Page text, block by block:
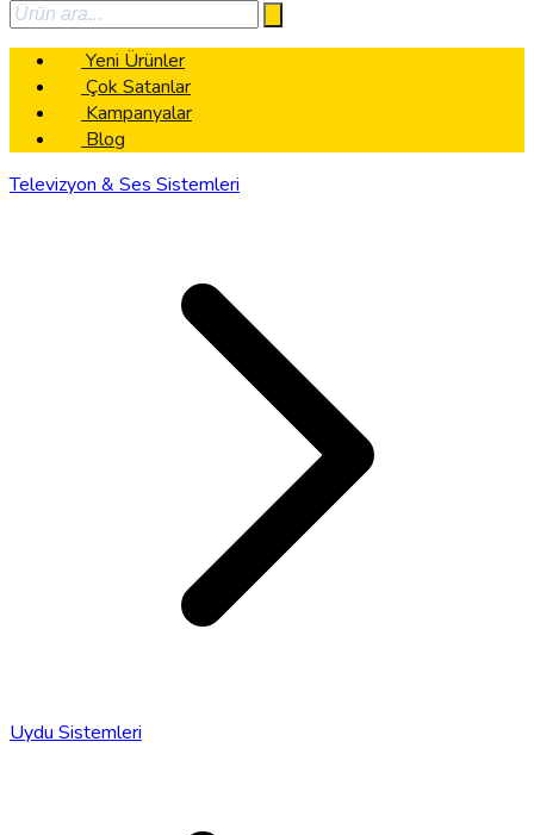
Yeni Ürünler
Çok Satanlar
Kampanyalar
Blog
Televizyon & Ses Sistemleri
Uydu Sistemleri